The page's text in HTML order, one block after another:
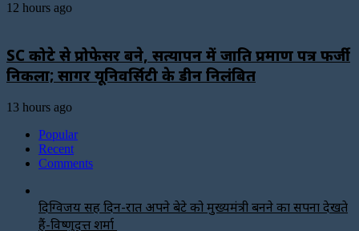
12 hours ago
SC कोटे से प्रोफेसर बने, सत्यापन में जाति प्रमाण पत्र फर्जी
निकला; सागर यूनिवर्सिटी के डीन निलंबित
13 hours ago
Popular
Recent
Comments
दिग्विजय सिंह दिन-रात अपने बेटे को मुख्यमंत्री बनने का सपना देखते
हैं-विष्णुदत्त शर्मा